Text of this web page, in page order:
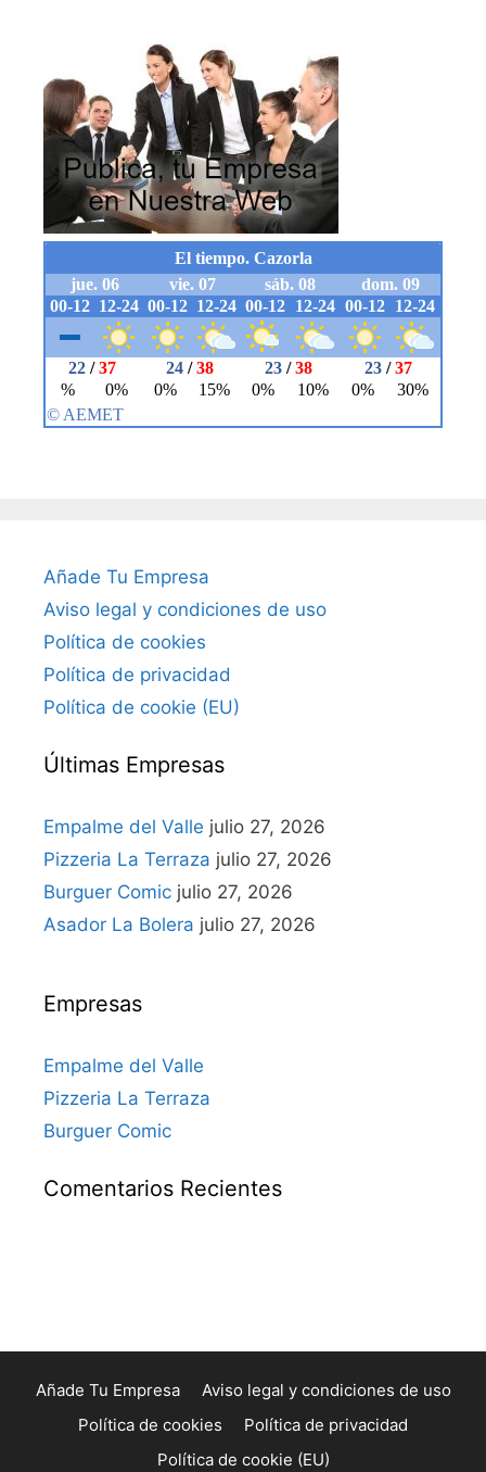
Añade Tu Empresa
Aviso legal y condiciones de uso
Política de cookies
Política de privacidad
Política de cookie (EU)
Últimas Empresas
Empalme del Valle julio 27, 2026
Pizzeria La Terraza julio 27, 2026
Burguer Comic julio 27, 2026
Asador La Bolera julio 27, 2026
Empresas
Empalme del Valle
Pizzeria La Terraza
Burguer Comic
Comentarios Recientes
Añade Tu Empresa
Aviso legal y condiciones de uso
Política de cookies
Política de privacidad
Política de cookie (EU)